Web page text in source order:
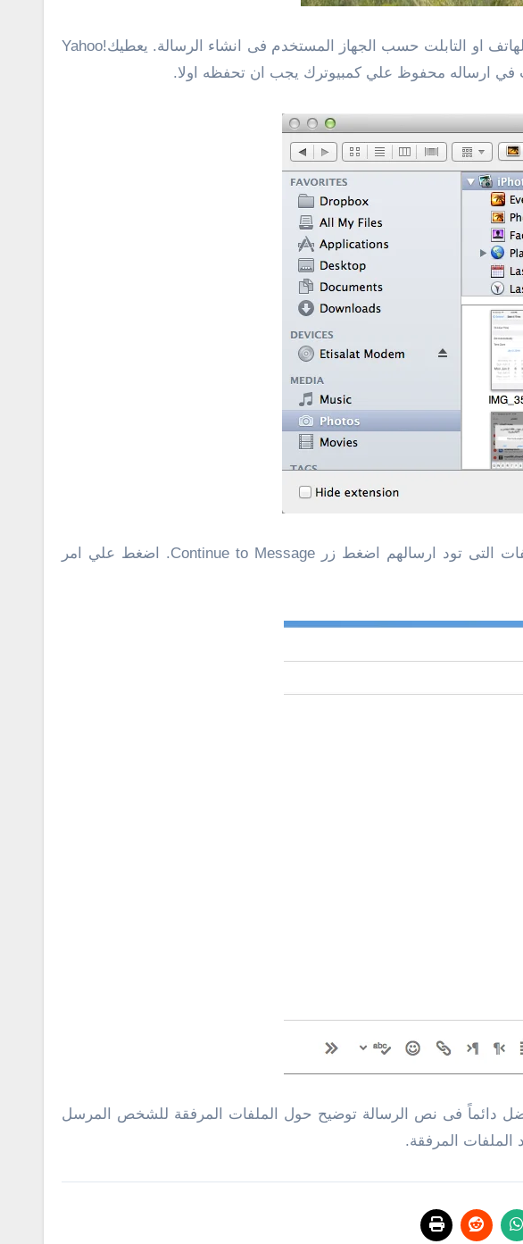
[dropcap]٢[/dropcap]اضغط علي زرBrowse لتختار من الملفات المحفوظه علي جهاز الكمبيوتر او الهاتف او التابلت حسب الجهاز المستخدم فى انشاء الرسالة. يعطيكYahoo!
[dropcap]٣[/dropcap]اضغط علي Open مره اخري وانتظر حتي يتم رفع الملف. عندما تختار الملفات التى تود ارسالهم اضغط زر Continue to Message. اضغط علي امر
دائماً فى نص الرسالة توضيح حول الملفات المرفقة للشخص المرسل
المرفقة.